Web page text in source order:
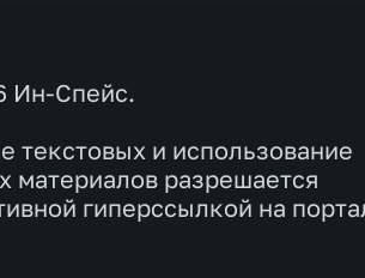
Ин-Спейс.
текстовых и использование
материалов разрешается
гиперссылкой на